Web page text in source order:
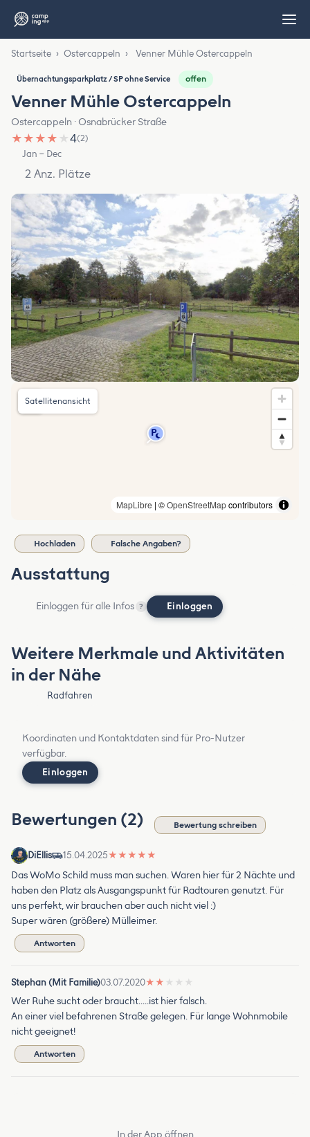
Startseite › Ostercappeln › Venner Mühle Ostercappeln
Übernachtungsparkplatz / SP ohne Service offen
Venner Mühle Ostercappeln
Ostercappeln · Osnabrücker Straße
★ ★ ★ ★ ★4(2)
Jan – Dec
2 Anz. Plätze
MapLibre | ©OpenStreetMapcontributors
Satellitenansicht
Hochladen Falsche Angaben?
Ausstattung
Einloggen für alle Infos ? Einloggen
Weitere Merkmale und Aktivitäten
in der Nähe
Radfahren
Koordinaten und Kontaktdaten sind für Pro-Nutzer
verfügbar.
Einloggen
Bewertungen (2) Bewertung schreiben
DiEllis 15.04.2025★ ★ ★ ★ ★
Das WoMo Schild muss man suchen. Waren hier für 2 Nächte und
haben den Platz als Ausgangspunkt für Radtouren genutzt. Für
uns perfekt, wir brauchen aber auch nicht viel :)
Super wären (größere) Mülleimer.
Antworten
Stephan (Mit Familie)03.07.2020★ ★ ★ ★ ★
Wer Ruhe sucht oder braucht.....ist hier falsch.
An einer viel befahrenen Straße gelegen. Für lange Wohnmobile
nicht geeignet!
Antworten